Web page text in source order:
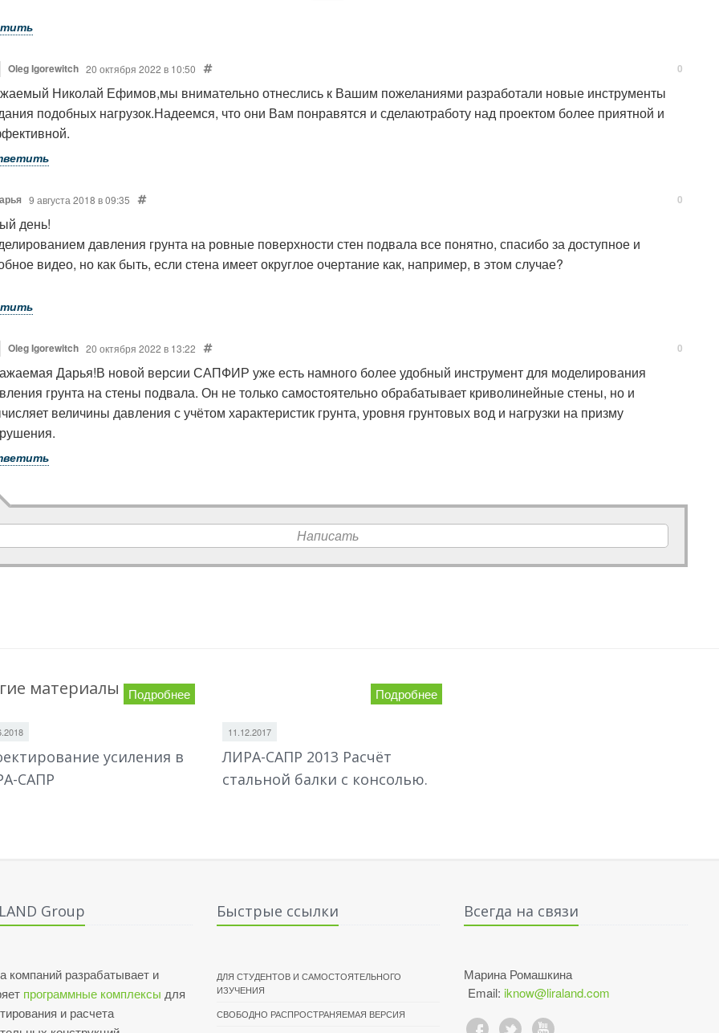
нагрузки с изменением ее интенсивности от низа стены. На самом деле, простых вариантов реализации уйма
должны быть простыми и понятными, а главное удобными в использовании, ну и конечно сокращать
работы.
Николай Ефимов
Oleg Igorewitch 20 октября 2022 в 10:50 0
Николай Ефимов,мы внимательно отнеслись к Вашим пожеланиями разработали новые инструменты
подобных нагрузок.Надеемся, что они Вам понравятся и сделаютработу над проектом более приятной и
9 августа 2018 в 09:35 0
день!
давления грунта на ровные поверхности стен подвала все понятно, спасибо за доступное и
видео, но как быть, если стена имеет округлое очертание как, например, в этом случае?
Oleg Igorewitch 20 октября 2022 в 13:22 0
Дарья!В новой версии САПФИР уже есть намного более удобный инструмент для моделирования
грунта на стены подвала. Он не только самостоятельно обрабатывает криволинейные стены, но и
величины давления с учётом характеристик грунта, уровня грунтовых вод и нагрузки на призму
Написать
материалы Подробнее
усиления в
САПР
Подробнее
11.12.2017
ЛИРА-САПР 2013 Расчёт
стальной балки с консолью.
Group
компаний разрабатывает и
программные комплексы для
и расчета
Быстрые ссылки
ДЛЯ СТУДЕНТОВ И САМОСТОЯТЕЛЬНОГО
ИЗУЧЕНИЯ
СВОБОДНО РАСПРОСТРАНЯЕМАЯ ВЕРСИЯ
Всегда на связи
Марина Ромашкина
Email: iknow@liraland.com